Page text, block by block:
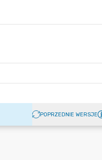
POPRZEDNIE WERSJE